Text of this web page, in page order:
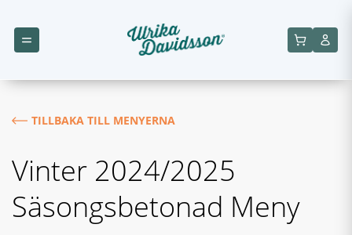
TILLBAKA TILL MENYERNA
Vinter 2024/2025
Säsongsbetonad Meny